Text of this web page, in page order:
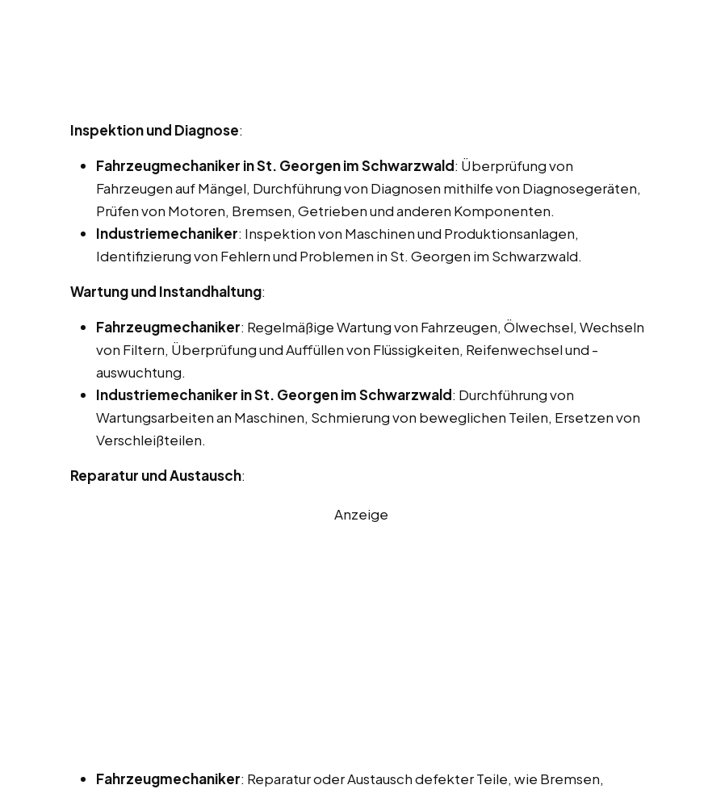
Inspektion und Diagnose:
Fahrzeugmechaniker in St. Georgen im Schwarzwald: Überprüfung von
Fahrzeugen auf Mängel, Durchführung von Diagnosen mithilfe von Diagnosegeräten,
Prüfen von Motoren, Bremsen, Getrieben und anderen Komponenten.
Industriemechaniker: Inspektion von Maschinen und Produktionsanlagen,
Identifizierung von Fehlern und Problemen in St. Georgen im Schwarzwald.
Wartung und Instandhaltung:
Fahrzeugmechaniker: Regelmäßige Wartung von Fahrzeugen, Ölwechsel, Wechseln
von Filtern, Überprüfung und Auffüllen von Flüssigkeiten, Reifenwechsel und -
auswuchtung.
Industriemechaniker in St. Georgen im Schwarzwald: Durchführung von
Wartungsarbeiten an Maschinen, Schmierung von beweglichen Teilen, Ersetzen von
Verschleißteilen.
Reparatur und Austausch:
Anzeige
Fahrzeugmechaniker: Reparatur oder Austausch defekter Teile, wie Bremsen,